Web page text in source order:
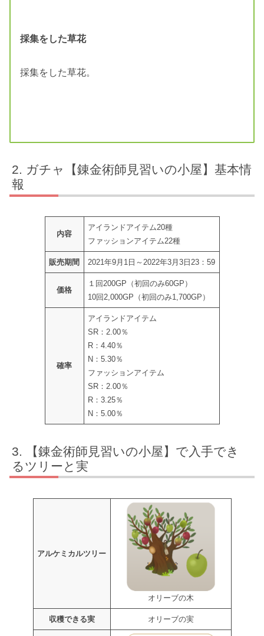
採集をした草花
採集をした草花。
ガチャ【錬金術師見習いの小屋】基本情
報
内容
アイランドアイテム20種
ファッションアイテム22種
販売期間 2021年9月1日～2022年3月3日23：59
価格
１回200GP（初回のみ60GP）
10回2,000GP（初回のみ1,700GP）
確率
アイランドアイテム
SR：2.00％
R：4.40％
N：5.30％
ファッションアイテム
SR：2.00％
R：3.25％
N：5.00％
【錬金術師見習いの小屋】で入手でき
るツリーと実
アルケミカルツリー
オリーブの木
収穫できる実 オリーブの実